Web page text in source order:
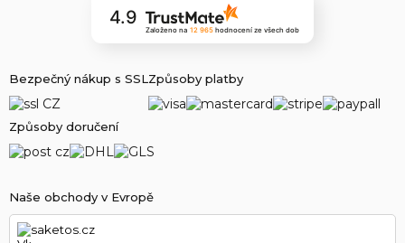
Naše obchody v Evropě
saketos.cz
4.9
Založeno na 12 965 hodnoceníze všech dob
Bezpečný nákup s SSLZpůsoby platby
Způsoby doručení